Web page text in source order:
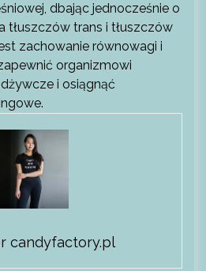
dbając jednocześnie o
tłuszczów trans i tłuszczów
zachowanie równowagi i
organizmowi
i osiągnąć
candyfactory.pl